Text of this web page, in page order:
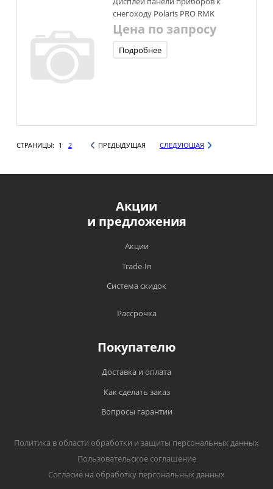
снегоходу Polaris PRO RMK
Цена по запросу
Подробнее
СТРАНИЦЫ: 1 2 ПРЕДЫДУЩАЯ СЛЕДУЮЩАЯ
Акции
и предложения
Акции
Trade-In
Система скидок
Рассрочка
Покупателю
Доставка и оплата
Как сделать заказ
Вопросы гарантии
Политика в области обработки и защиты персональных данных
Пользовательское соглашение
Согласие на обработку персональных данных